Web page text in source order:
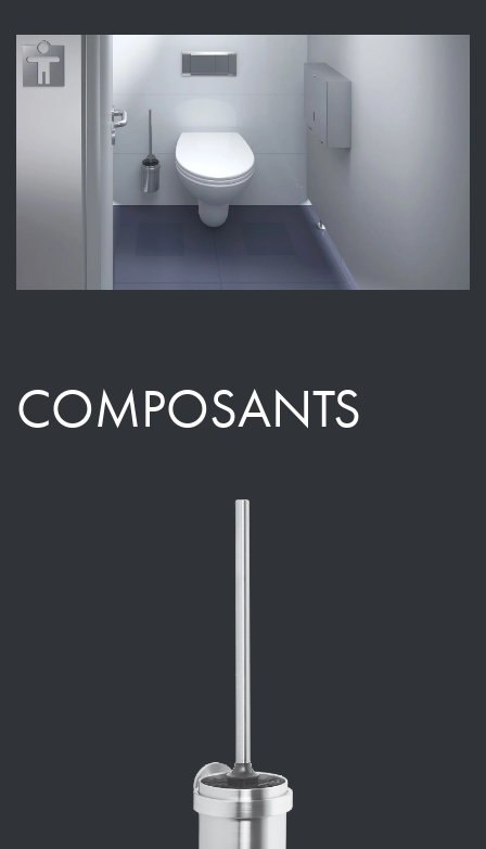
COMPOSANTS